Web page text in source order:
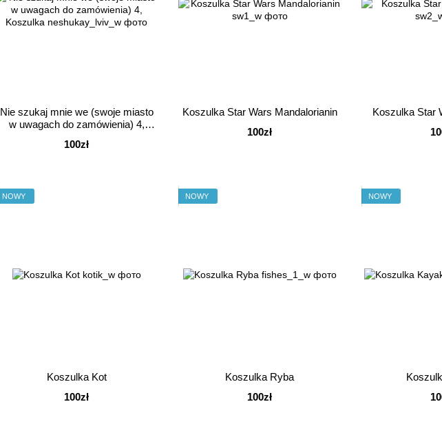
Nie szukaj mnie we (swoje miasto
w uwagach do zamówienia) 4,
100zł
Koszulka Star Wars Mandalorianin
100zł
Koszulka Star
NOWY
Koszulka Kot
100zł
NOWY
Koszulka Ryba
100zł
NOWY